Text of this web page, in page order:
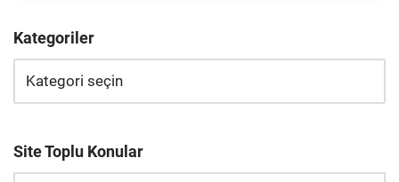
Kategoriler
Site Toplu Konular